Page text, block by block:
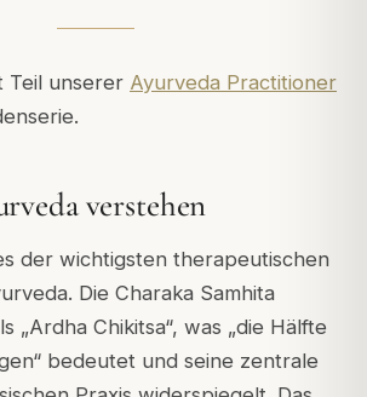
Teil unserer Ayurveda Practitioner
verstehen
der wichtigsten therapeutischen
Die Charaka Samhita
„Ardha Chikitsa“, was „die Hälfte
bedeutet und seine zentrale